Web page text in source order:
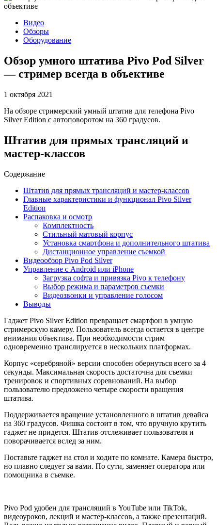
Видео
Обзоры
Оборудование
Обзор умного штатива Pivo Pod Silver
— стример всегда в объективе
1 октября 2021
На обзоре стримерский умный штатив для телефона Pivo
Silver Edition с автоповоротом на 360 градусов.
Штатив для прямых трансляций и
мастер-классов
Содержание
Штатив для прямых трансляций и мастер-классов
Главные характеристики и функционал Pivo Silver
Edition
Распаковка и осмотр
Комплектность
Стильный матовый корпус
Установка смартфона и дополнительного штатива
Дистанционное управление съемкой
Видеообзор Pivo Pod Silver
Управление с Android или iPhone
Загрузка софта и привязка Pivo к телефону
Выбор режима и параметров съемки
Видеозвонки и управление голосом
Выводы
Гаджет Pivo Silver Edition превращает смартфон в умную
стримерскую камеру. Пользователь всегда остается в центре
внимания объектива. При необходимости стрим
одновременно транслируется в нескольких платформах.
Корпус «серебряной» версии способен обернуться всего за 4
секунды. Максимальная скорость достаточна для съемки
тренировок и спортивных соревнований. На выбор
пользователю предложено четыре скорости вращения
штатива.
Поддерживается вращение установленного в штатив девайса
на 360 градусов. Фишка состоит в том, что вручную крутить
гаджет не придется. Штатив отслеживает пользователя и
поворачивается вслед за ним.
Поставьте гаджет на стол и ходите по комнате. Камера быстро,
но плавно следует за вами. По сути, заменяет оператора или
помощника в съемке.
Pivo Pod удобен для трансляций в YouTube или TikTok,
видеоуроков, лекций и мастер-классов, а также презентаций.